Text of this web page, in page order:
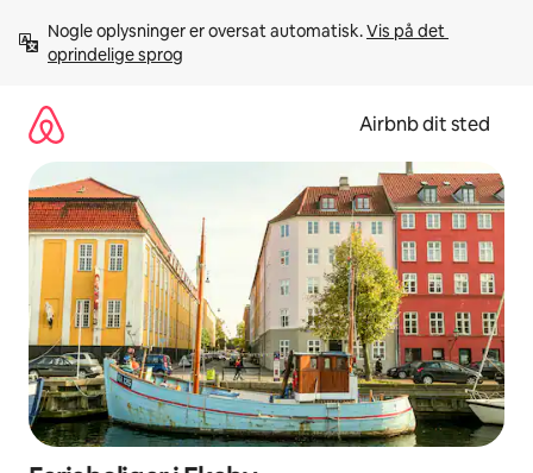
videre
Nogle oplysninger er oversat automatisk. Vis på det
oprindelige sprog
Airbnb dit sted